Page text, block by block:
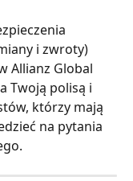
i zwroty)
Allianz Global
Twoją polisą i
którzy mają
na pytania